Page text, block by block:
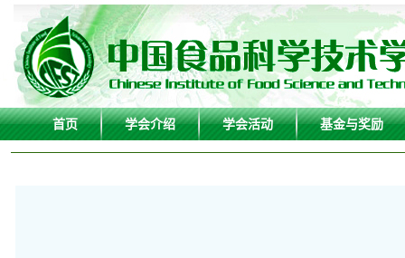
首页 学会介绍 学会活动 基金与奖励